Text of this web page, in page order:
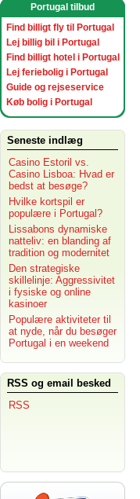
Portugal tilbud
Find billigt fly til Portugal
Lej billig bil i Portugal
Find billigt hotel i Portugal
Lej feriebolig i Portugal
Guide og rejseservice
Køb bolig i Portugal
Seneste indlæg
Casino Estoril vs.
Casino Lisboa: Hvad er
bedst at besøge?
Hvilke kortspil er
populære i Portugal?
Lissabons dynamiske
natteliv: en blanding af
tradition og modernitet
Den strategiske
skillelinje: Aggressivitet
i fysiske og online
kasinoer
Populære aktiviteter til
at nyde, når du besøger
Portugal i en weekend
RSS og email besked
RSS